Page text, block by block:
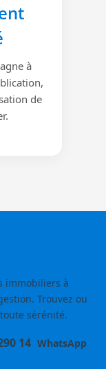
à
de
immobiliers à
Trouvez ou
sérénité.
14 WhatsApp